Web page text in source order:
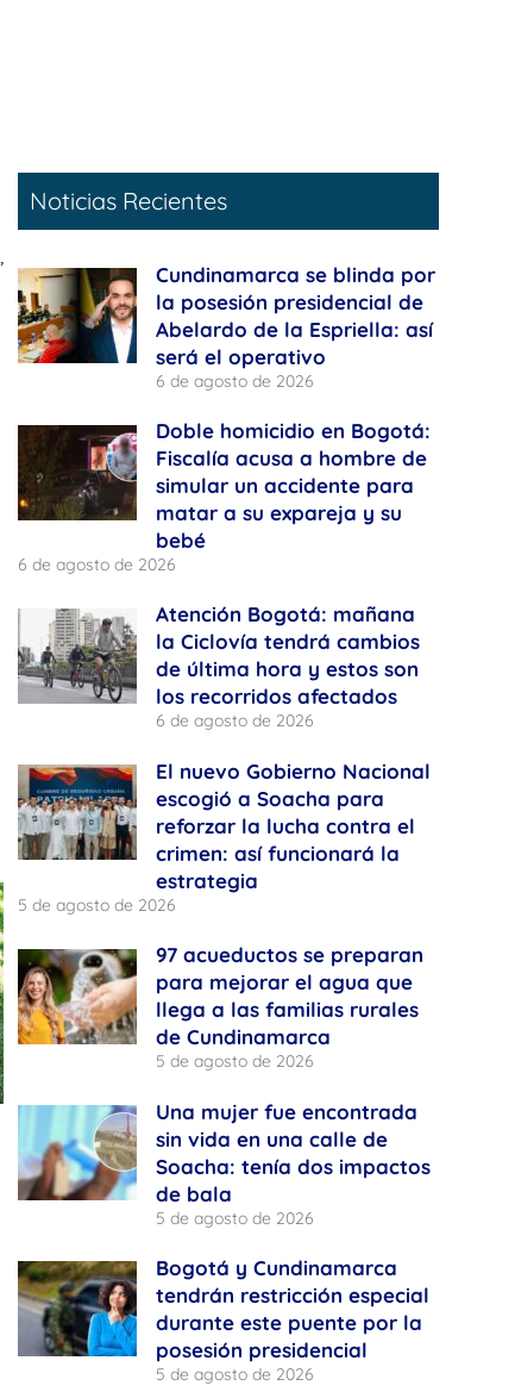
Noticias Recientes
Cundinamarca se blinda por
la posesión presidencial de
Abelardo de la Espriella: así
será el operativo
6 de agosto de 2026
Doble homicidio en Bogotá:
Fiscalía acusa a hombre de
simular un accidente para
matar a su expareja y su
bebé
6 de agosto de 2026
Atención Bogotá: mañana
la Ciclovía tendrá cambios
de última hora y estos son
los recorridos afectados
6 de agosto de 2026
El nuevo Gobierno Nacional
escogió a Soacha para
reforzar la lucha contra el
crimen: así funcionará la
estrategia
5 de agosto de 2026
97 acueductos se preparan
para mejorar el agua que
llega a las familias rurales
de Cundinamarca
5 de agosto de 2026
Una mujer fue encontrada
sin vida en una calle de
Soacha: tenía dos impactos
de bala
5 de agosto de 2026
Bogotá y Cundinamarca
tendrán restricción especial
durante este puente por la
posesión presidencial
5 de agosto de 2026